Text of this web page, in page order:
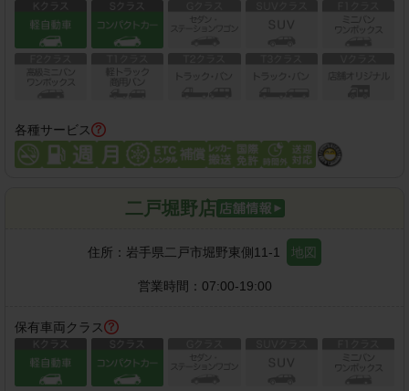
各種サービス
二戸堀野店
住所： 岩手県二戸市堀野東側11-1 地図
営業時間： 07:00-19:00
保有車両クラス